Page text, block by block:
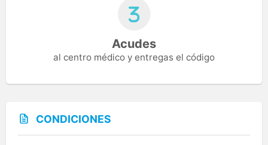
Acudes
al centro médico y entregas el código
CONDICIONES